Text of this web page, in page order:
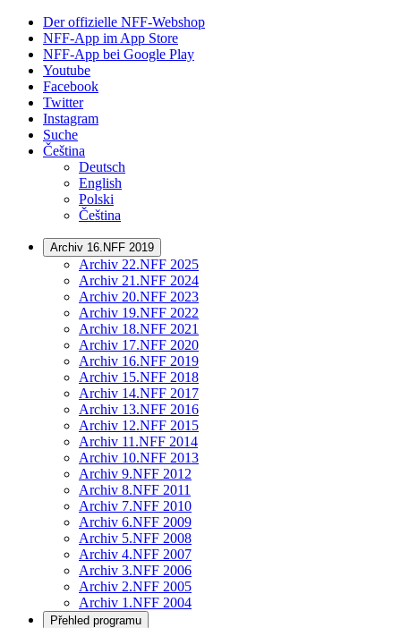
Der offizielle NFF-Webshop
NFF-App im App Store
NFF-App bei Google Play
Youtube
Facebook
Twitter
Instagram
Suche
Čeština
Deutsch
English
Polski
Čeština
Archiv 16.NFF 2019
Archiv 22.NFF 2025
Archiv 21.NFF 2024
Archiv 20.NFF 2023
Archiv 19.NFF 2022
Archiv 18.NFF 2021
Archiv 17.NFF 2020
Archiv 16.NFF 2019
Archiv 15.NFF 2018
Archiv 14.NFF 2017
Archiv 13.NFF 2016
Archiv 12.NFF 2015
Archiv 11.NFF 2014
Archiv 10.NFF 2013
Archiv 9.NFF 2012
Archiv 8.NFF 2011
Archiv 7.NFF 2010
Archiv 6.NFF 2009
Archiv 5.NFF 2008
Archiv 4.NFF 2007
Archiv 3.NFF 2006
Archiv 2.NFF 2005
Archiv 1.NFF 2004
Přehled programu